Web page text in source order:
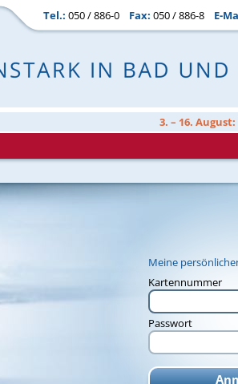
Tel.: 050 / 886-0 Fax: 050 / 886-8 E-
3. – 16. August:
Meine
Kartennummer
Passwort